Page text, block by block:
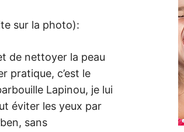
sur la photo):
de nettoyer la peau
pratique, c’est le
Lapinou, je lui
éviter les yeux par
sans